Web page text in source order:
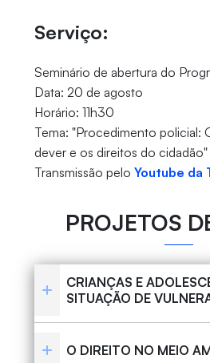
Serviço:
Seminário de abertura do
Data: 20 de agosto
Horário: 11h30
Tema: "Procedimento policial:
dever e os direitos do cidadão"
Transmissão pelo Youtube da
PROJETOS
CRIANÇAS E
SITUAÇÃO DE
O DIREITO NO MEIO